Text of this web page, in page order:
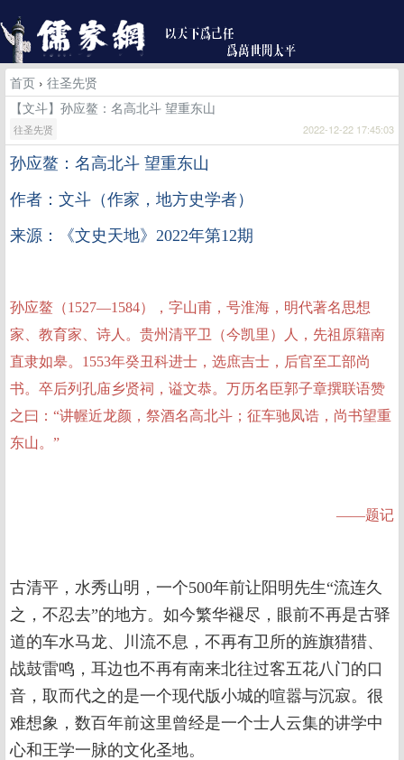
首页 › 往圣先贤
【文斗】孙应鳌：名高北斗 望重东山
往圣先贤 2022-12-22 17:45:03
孙应鳌：名高北斗 望重东山
作者： 文斗 （作家，地方史学者）
来源：《文史天地》2022年第12期
孙应鳌（1527—1584），字山甫，号淮海，明代著名思想
家、教育家、诗人。贵州清平卫（今凯里）人，先祖原籍南
直隶如皋。1553年癸丑科进士，选庶吉士，后官至工部尚
书。卒后列孔庙乡贤祠，谥文恭。万历名臣郭子章撰联语赞
之曰：“讲幄近龙颜，祭酒名高北斗；征车驰凤诰，尚书望重
东山。”
——题记
古清平，水秀山明，一个500年前让阳明先生“流连久
之，不忍去”的地方。如今繁华褪尽，眼前不再是古驿
道的车水马龙、川流不息，不再有卫所的旌旗猎猎、
战鼓雷鸣，耳边也不再有南来北往过客五花八门的口
音，取而代之的是一个现代版小城的喧嚣与沉寂。很
难想象，数百年前这里曾经是一个士人云集的讲学中
心和王学一脉的文化圣地。